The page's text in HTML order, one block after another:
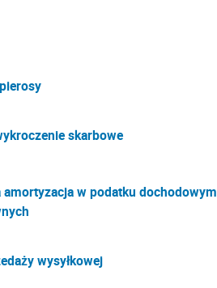
skarbowe
w podatku dochodowym
wysyłkowej